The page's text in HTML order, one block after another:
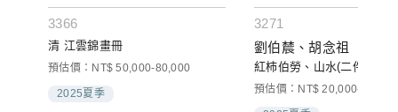
3366
清 江雲錦畫冊
預估價：NT$ 50,000-80,000
2025夏季
3271
劉伯辳、胡念祖
紅柿伯勞、山水(二件一組)
預估價：NT$ 20,000-30,000